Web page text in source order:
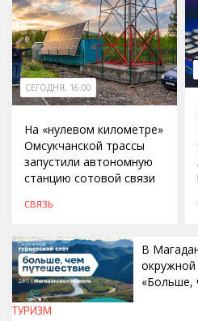
СЕГОДНЯ, 16:00
На «нулевом километре»
Омсукчанской трассы
запустили автономную
станцию сотовой связи
СВЯЗЬ
В
окружной
«Больше,
ТУРИЗМ